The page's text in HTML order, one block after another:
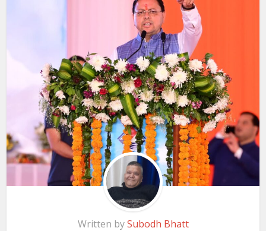
Written bySubodh Bhatt